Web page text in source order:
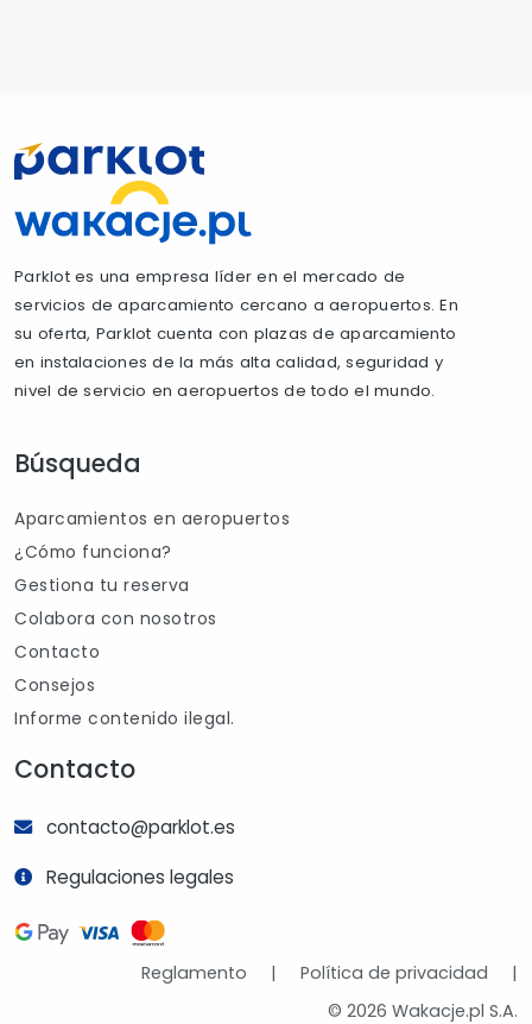
Parklot es una empresa líder en el mercado de
servicios de aparcamiento cercano a aeropuertos. En
su oferta, Parklot cuenta con plazas de aparcamiento
en instalaciones de la más alta calidad, seguridad y
nivel de servicio en aeropuertos de todo el mundo.
Búsqueda
Aparcamientos en aeropuertos
¿Cómo funciona?
Gestiona tu reserva
Colabora con nosotros
Contacto
Consejos
Informe contenido ilegal.
Contacto
contacto@parklot.es
Regulaciones legales
Reglamento | Política de privacidad
|
© 2026 Wakacje.pl S.A.